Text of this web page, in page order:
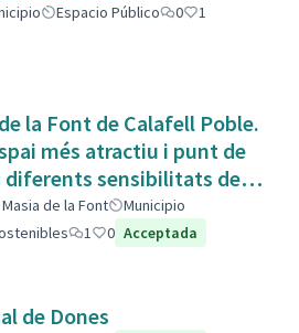
Espacio Público 0
1
la Font de Calafell Poble.
més atractiu i punt de
diferents sensibilitats del
de la Font
Municipio
1 0 Acceptada
de Dones